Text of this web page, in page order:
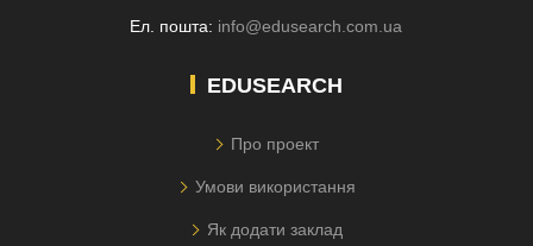
Ел. пошта: info@edusearch.com.ua
EDUSEARCH
Про проект
Умови використання
Як додати заклад